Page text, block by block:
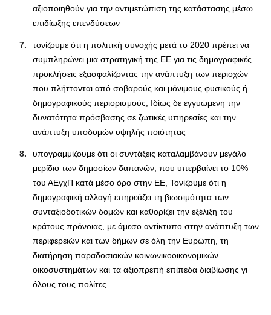
αξιοποιηθούν για την αντιμετώπιση της κατάστασης μέσω
επιδίωξης επενδύσεων
τονίζουμε ότι η πολιτική συνοχής μετά το 2020 πρέπει να
συμπληρώνει μια στρατηγική της ΕΕ για τις δημογραφικές
προκλήσεις εξασφαλίζοντας την ανάπτυξη των περιοχών
που πλήττονται από σοβαρούς και μόνιμους φυσικούς ή
δημογραφικούς περιορισμούς, Ιδίως δε εγγυώμενη την
δυνατότητα πρόσβασης σε ζωτικές υπηρεσίες και την
ανάπτυξη υποδομών υψηλής ποιότητας
υπογραμμίζουμε ότι οι συντάξεις καταλαμβάνουν μεγάλο
μερίδιο των δημοσίων δαπανών, που υπερβαίνει το 10%
του ΑΕγχΠ κατά μέσο όρο στην ΕΕ, Τονίζουμε ότι η
δημογραφική αλλαγή επηρεάζει τη βιωσιμότητα των
συνταξιοδοτικών δομών και καθορίζει την εξέλιξη του
κράτους πρόνοιας, με άμεσο αντίκτυπο στην ανάπτυξη των
περιφερειών και των δήμων σε όλη την Ευρώπη, τη
διατήρηση παραδοσιακών κοινωνικοοικονομικών
οικοσυστημάτων και τα αξιοπρεπή επίπεδα διαβίωσης γι
όλους τους πολίτες